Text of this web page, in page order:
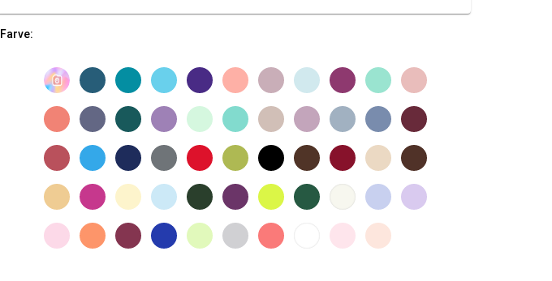
Farve: